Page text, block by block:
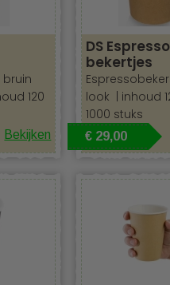
bruin
120
Bekijken
DS Espresso
bekertjes
look |
inhoud
1000 stuks
€ 29,00